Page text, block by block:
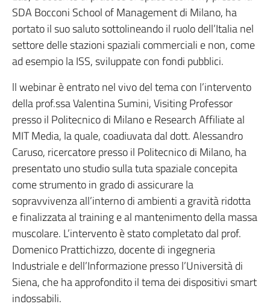
SDA Bocconi School of Management di Milano, ha
portato il suo saluto sottolineando il ruolo dell’Italia nel
settore delle stazioni spaziali commerciali e non, come
ad esempio la ISS, sviluppate con fondi pubblici.
ll webinar è entrato nel vivo del tema con l’intervento
della prof.ssa Valentina Sumini, Visiting Professor
presso il Politecnico di Milano e Research Affiliate al
MIT Media, la quale, coadiuvata dal dott. Alessandro
Caruso, ricercatore presso il Politecnico di Milano, ha
presentato uno studio sulla tuta spaziale concepita
come strumento in grado di assicurare la
sopravvivenza all’interno di ambienti a gravità ridotta
e finalizzata al training e al mantenimento della massa
muscolare. L’intervento è stato completato dal prof.
Domenico Prattichizzo, docente di ingegneria
Industriale e dell’Informazione presso l’Università di
Siena, che ha approfondito il tema dei dispositivi smart
indossabili.